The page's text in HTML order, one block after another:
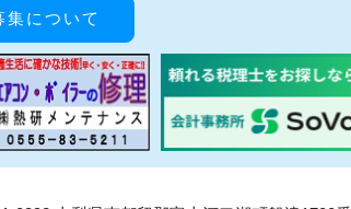
集について